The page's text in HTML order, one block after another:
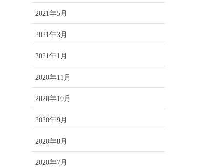
2021年5月
2021年3月
2021年1月
2020年11月
2020年10月
2020年9月
2020年8月
2020年7月